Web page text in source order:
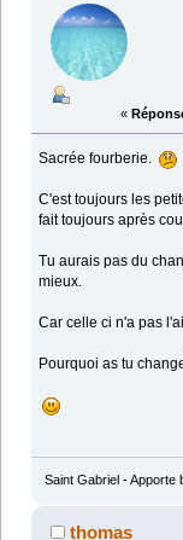
«
Sacrée fourberie.
C'est toujours les
fait toujours après
Tu aurais pas du
mieux.
Car celle ci n'a pas
Pourquoi as tu
Saint Gabriel - Apporte
thomas